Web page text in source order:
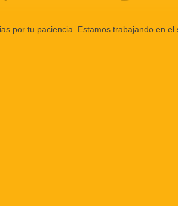
por tu paciencia. Estamos trabajando en